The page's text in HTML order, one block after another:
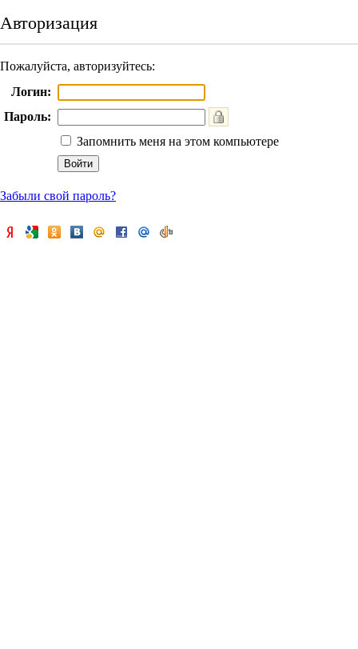
Авторизация
Пожалуйста, авторизуйтесь:
Логин:
Пароль:
Запомнить меня на этом компьютере
Забыли свой пароль?